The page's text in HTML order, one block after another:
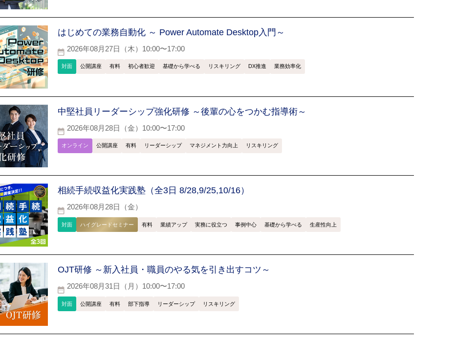
はじめての業務自動化 ～ Power Automate Desktop入門～
2026年08月27日（木）10:00〜17:00
対面 公開講座 有料 初心者歓迎 基礎から学べる リスキリング DX推進 業務効率化
中堅社員リーダーシップ強化研修 ～後輩の心をつかむ指導術～
2026年08月28日（金）10:00〜17:00
オンライン 公開講座 有料 リーダーシップ マネジメント力向上 リスキリング
相続手続収益化実践塾（全3日 8/28,9/25,10/16）
2026年08月28日（金）
対面 ハイグレードセミナー 有料 業績アップ 実務に役立つ 事例中心 基礎から学べる 生産性向上
OJT研修 ～新入社員・職員のやる気を引き出すコツ～
2026年08月31日（月）10:00〜17:00
対面 公開講座 有料 部下指導 リーダーシップ リスキリング